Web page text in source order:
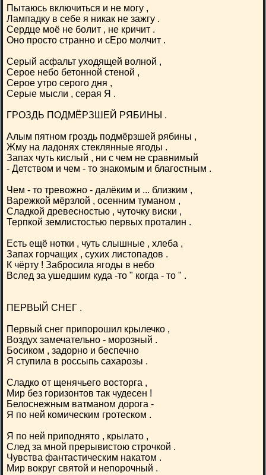
Пытаюсь включиться и не могу ,
Лампадку в себе я никак не зажгу .
Сердце моё не болит , не кричит .
Оно просто странно и сЕро молчит .
Серый асфальт уходящей волной ,
Серое небо бетонной стеной ,
Серое утро серого дня ,
Серые мысли , серая Я .
ГРОЗДЬ ПОДМЁРЗШЕЙ РЯБИНЫ .
Алым пятном гроздь подмёрзшей рябины ,
Жму на ладонях стеклянные ягоды .
Запах чуть кислый , ни с чем не сравнимый
- Детством и чем - то знакомым и благостным .
Чем - то тревожно - далёким и ... близким ,
Варежкой мёрзлой , осенним туманом ,
Сладкой древесностью , чуточку виски ,
Терпкой землистостью первых проталин .
Есть ещё нотки , чуть слышные , хлеба ,
Запах горчащих , сухих листопадов .
К чёрту ! Забросила ягоды в небо
Вслед за ушедшим куда -то " когда - то " .
ПЕРВЫЙ СНЕГ .
Первый снег припорошил крылечко ,
Воздух замечательно - морозный .
Босиком , задорно и беспечно
Я ступила в россыпь сахарозы .
Сладко от щенячьего восторга ,
Мир без горизонтов так чудесен !
Белоснежным ватманом дорога -
Я по ней комическим гротеском .
Я по ней приподнято , крылато ,
След за мной прерывистою строчкой .
Чувства фантастическим накатом .
Мир вокруг святой и непорочный .